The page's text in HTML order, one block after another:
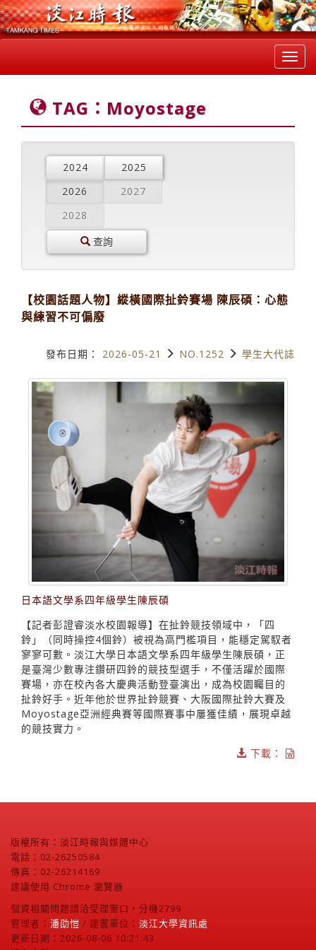
TAG：Moyostage
2024
2025
2026
2027
2028
查詢
【校園話題人物】縱橫國際扯鈴賽場 陳辰碩：心態
與練習不可偏廢
發布日期： 2026-05-21 NO.1252 學生大代誌
日本語文學系四年級學生陳辰碩
【記者彭證睿淡水校園報導】在扯鈴競技領域中，「四
鈴」（同時操控4個鈴）被視為高門檻項目，能穩定駕馭者
寥寥可數。淡江大學日本語文學系四年級學生陳辰碩，正
是臺灣少數專注鑽研四鈴的競技型選手，不僅活躍於國際
賽場，亦在校內各大慶典活動登臺演出，成為校園矚目的
扯鈴好手。近年他於世界扯鈴競賽、大阪國際扯鈴大賽及
Moyostage亞洲經典賽等國際賽事中屢獲佳績，展現卓越
的競技實力。
下載：
版權所有：淡江時報與媒體中心
電話：02-26250584
傳真：02-26214169
建議使用 Chrome 瀏覽器
個資相關問題請洽受理窗口，分機2799
管理者： 潘劭愷 / 建置單位： 淡江大學資訊處
更新日期：2026-08-06 10:21:43